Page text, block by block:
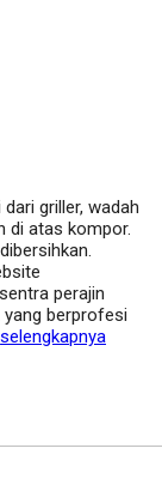
griller, wadah
di atas kompor.
perajin
yang berprofesi
selengkapnya